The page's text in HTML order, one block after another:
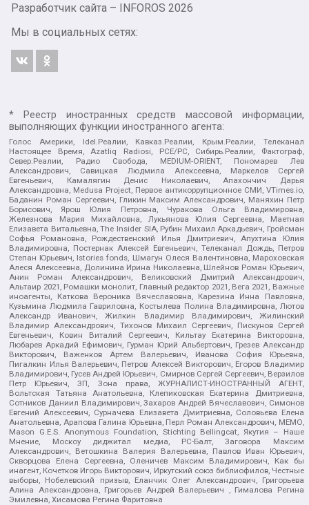
Разработчик сайта – INFOROS 2026
Мы в социальных сетях:
* Реестр иностранных средств массовой информации,
выполняющих функции иностранного агента:
Голос Америки, Idel.Реалии, Кавказ.Реалии, Крым.Реалии, Телеканал
Настоящее Время, Azatliq Radiosi, PCE/PC, Сибирь.Реалии, Фактограф,
Север.Реалии, Радио Свобода, MEDIUM-ORIENT, Пономарев Лев
Александрович, Савицкая Людмила Алексеевна, Маркелов Сергей
Евгеньевич, Камалягин Денис Николаевич, Апахончич Дарья
Александровна, Medusa Project, Первое антикоррупционное СМИ, VTimes.io,
Баданин Роман Сергеевич, Гликин Максим Александрович, Маняхин Петр
Борисович, Ярош Юлия Петровна, Чуракова Ольга Владимировна,
Железнова Мария Михайловна, Лукьянова Юлия Сергеевна, Маетная
Елизавета Витальевна, The Insider SIA, Рубин Михаил Аркадьевич, Гройсман
Софья Романовна, Рождественский Илья Дмитриевич, Апухтина Юлия
Владимировна, Постернак Алексей Евгеньевич, Телеканал Дождь, Петров
Степан Юрьевич, Istories fonds, Шмагун Олеся Валентиновна, Мароховская
Алеся Алексеевна, Долинина Ирина Николаевна, Шлейнов Роман Юрьевич,
Анин Роман Александрович, Великовский Дмитрий Александрович,
Альтаир 2021, Ромашки монолит, Главный редактор 2021, Вега 2021, Важные
иноагенты, Каткова Вероника Вячеславовна, Карезина Инна Павловна,
Кузьмина Людмила Гавриловна, Костылева Полина Владимировна, Лютов
Александр Иванович, Жилкин Владимир Владимирович, Жилинский
Владимир Александрович, Тихонов Михаил Сергеевич, Пискунов Сергей
Евгеньевич, Ковин Виталий Сергеевич, Кильтау Екатерина Викторовна,
Любарев Аркадий Ефимович, Гурман Юрий Альбертович, Грезев Александр
Викторович, Важенков Артем Валерьевич, Иванова София Юрьевна,
Пигалкин Илья Валерьевич, Петров Алексей Викторович, Егоров Владимир
Владимирович, Гусев Андрей Юрьевич, Смирнов Сергей Сергеевич, Верзилов
Петр Юрьевич, ЗП, Зона права, ЖУРНАЛИСТ-ИНОСТРАННЫЙ АГЕНТ,
Вольтская Татьяна Анатольевна, Клепиковская Екатерина Дмитриевна,
Сотников Даниил Владимирович, Захаров Андрей Вячеславович, Симонов
Евгений Алексеевич, Сурначева Елизавета Дмитриевна, Соловьева Елена
Анатольевна, Арапова Галина Юрьевна, Перл Роман Александрович, МЕМО,
Mason G.E.S. Anonymous Foundation, Stichting Bellingcat, Якутия – Наше
Мнение, Москоу диджитал медиа, РС-Балт, Заговора Максим
Александрович, Ветошкина Валерия Валерьевна, Павлов Иван Юрьевич,
Скворцова Елена Сергеевна, Оленичев Максим Владимирович, Как бы
инагент, Кочетков Игорь Викторович, Иркутский союз библиофилов, Честные
выборы, Нобелевский призыв, Еланчик Олег Александрович, Григорьева
Алина Александровна, Григорьев Андрей Валерьевич , Гималова Регина
Эмилевна, Хисамова Регина Фаритовна